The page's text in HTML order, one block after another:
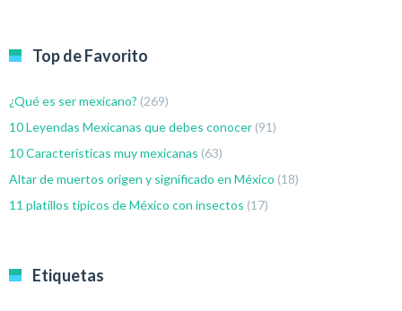
Top de Favorito
¿Qué es ser mexicano? (269)
10 Leyendas Mexicanas que debes conocer (91)
10 Características muy mexicanas (63)
Altar de muertos origen y significado en México (18)
11 platillos típicos de México con insectos (17)
Etiquetas